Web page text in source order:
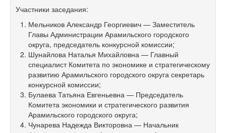
Участники заседания:
Мельников Александр Георгиевич — Заместитель
Главы Администрации Арамильского городского
округа, председатель конкурсной комиссии;
Шунайлова Наталья Михайловна — Главный
специалист Комитета по экономике и стратегическому
развитию Арамильского городского округа секретарь
конкурсной комиссии;
Булаева Татьяна Евгеньевна — Председатель
Комитета экономики и стратегического развития
Арамильского городского округа;
Чунарева Надежда Викторовна — Начальник